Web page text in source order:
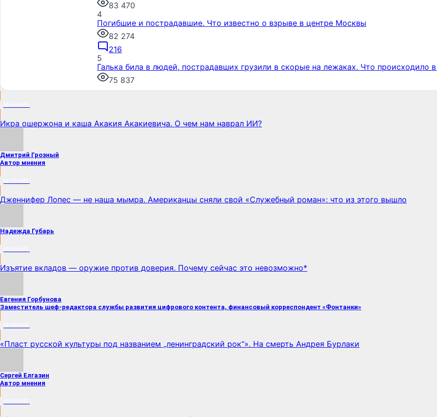
83 470
4
Погибшие и пострадавшие. Что известно о взрыве в центре Москвы
82 274
216
5
Галька била в людей, пострадавших грузили в скорые на лежаках. Что происходило
75 837
Икра ошержона и каша Акакия Акакиевича. О чем нам наврал ИИ?
Дмитрий Грозный
Автор мнения
Дженнифер Лопес — не наша мымра. Американцы сняли свой «Служебный роман»: что из этого вышло
Надежда Губарь
Изъятие вкладов — оружие против доверия. Почему сейчас это невозможно*
Евгения Горбунова
Заместитель шеф-редактора службы развития цифрового контента, финансовый корреспондент «Фонтанки»
«Пласт русской культуры под названием „ленинградский рок“». На смерть Андрея Бурлаки
Сергей Елгазин
Автор мнения